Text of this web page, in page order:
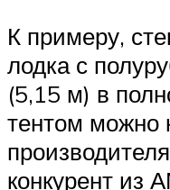
К примеру,
лодка с
(5,15 м) в
тентом можно
конкурент из